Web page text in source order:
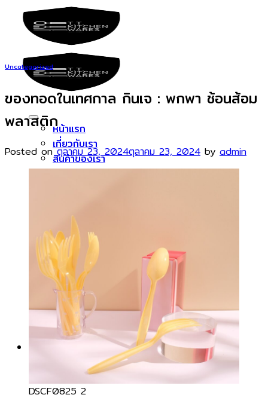
content
หน้าแรก
เกี่ยวกับเรา
สินค้าของเรา
ขารองหน้าพิซซ่า
ช้อน ส้อม มีด ขนาด 7 นิ้ว
ช้อนส้อม ขนาด 6 นิ้ว
ลูกค้าของเรา
ทำไมต้องเรา
พลาสติกย่อยสลาย
บทความข่าวสาร
ติดต่อเรา
Uncategorized
ของทอดในเทศกาล กินเจ : พกพา ช้อนส้อม
พลาสติก
Posted onตุลาคม 23, 2024ตุลาคม 23, 2024 by admin
DSCF0825 2